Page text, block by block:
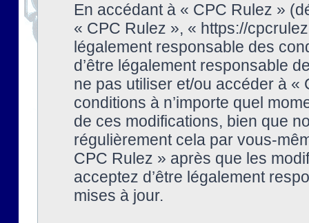
En accédant à « CPC Rulez »
« CPC Rulez », « https://
légalement responsable des
d’être légalement responsable
ne pas utiliser et/ou accéder à
conditions à n’importe quel
de ces modifications, bien que
régulièrement cela par vous-
CPC Rulez » après que les
acceptez d’être légalement
mises à jour.